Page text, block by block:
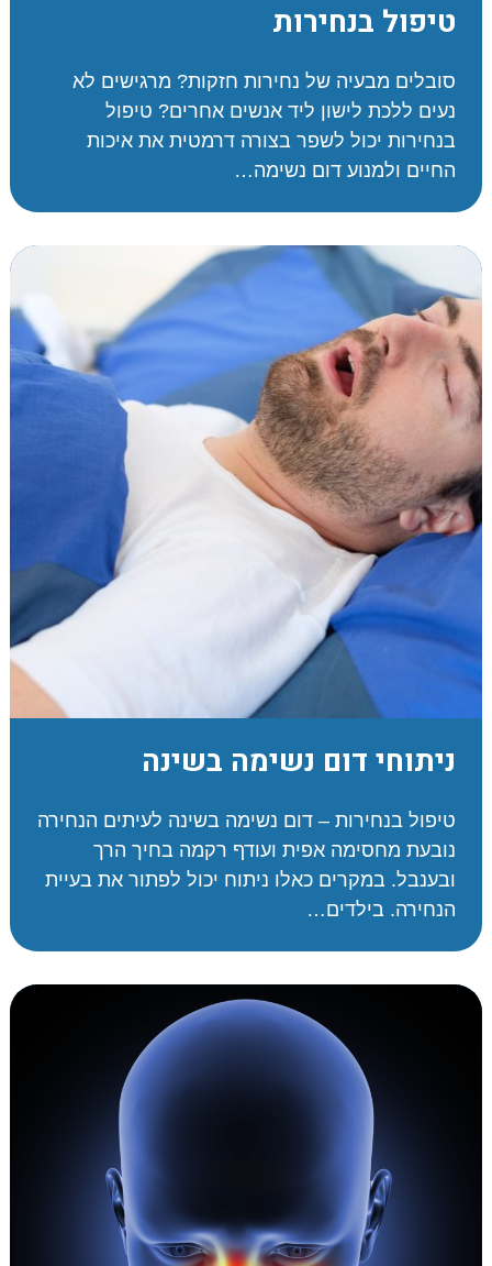
טיפול בנחירות
סובלים מבעיה של נחירות חזקות? מרגישים לא
נעים ללכת לישון ליד אנשים אחרים? טיפול
בנחירות יכול לשפר בצורה דרמטית את איכות
החיים ולמנוע דום נשימה…
ניתוחי דום נשימה בשינה
טיפול בנחירות – דום נשימה בשינה לעיתים הנחירה
נובעת מחסימה אפית ועודף רקמה בחיך הרך
ובענבל. במקרים כאלו ניתוח יכול לפתור את בעיית
הנחירה. בילדים…